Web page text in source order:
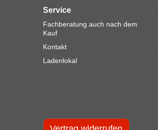
Service
Fachberatung auch nach dem
Kauf
Kontakt
Ladenlokal